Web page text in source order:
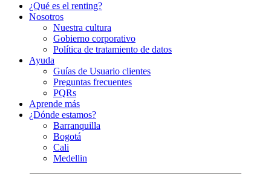
¿Qué es el renting?
Nosotros
Nuestra cultura
Gobierno corporativo
Política de tratamiento de datos
Ayuda
Guías de Usuario clientes
Preguntas frecuentes
PQRs
Aprende más
¿Dónde estamos?
Barranquilla
Bogotá
Cali
Medellin